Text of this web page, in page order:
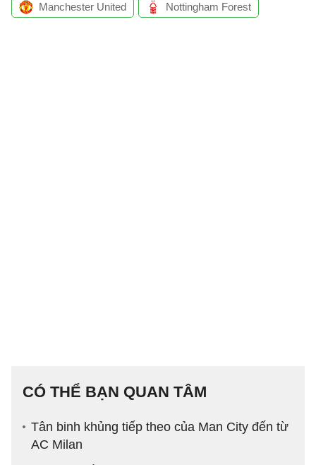
Manchester United Nottingham Forest
CÓ THỂ BẠN QUAN TÂM
Tân binh khủng tiếp theo của Man City đến từ
AC Milan